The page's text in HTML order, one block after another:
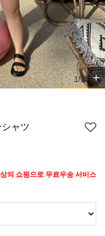
1/1 +
ャツ
의 쇼핑으로 무료우송 서비스